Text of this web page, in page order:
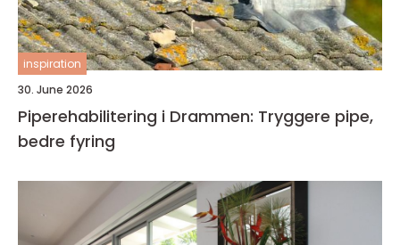
inspiration
30. June 2026
Piperehabilitering i Drammen: Tryggere pipe,
bedre fyring